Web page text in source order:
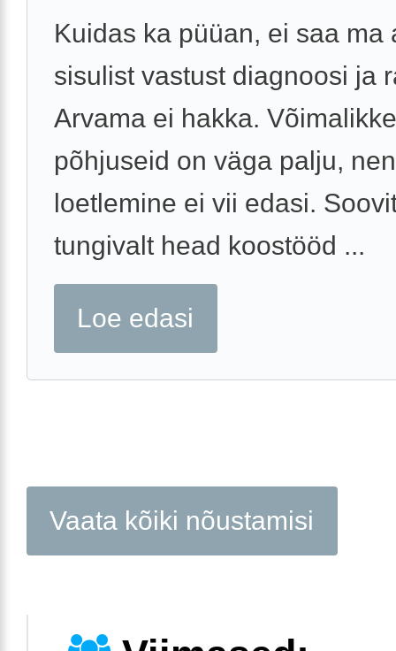
Kuidas ka püüan, ei saa ma
sisulist vastust diagnoosi ja
Arvama ei hakka. Võimalikke
põhjuseid on väga palju,
loetlemine ei vii edasi.
tungivalt head koostööd ...
Loe edasi
Vaata kõiki nõustamisi